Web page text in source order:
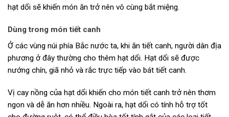
hạt dổi sẽ khiến món ăn trở nên vô cùng bắt miệng.
Dùng trong món tiết canh
Ở các vùng núi phía Bắc nước ta, khi ăn tiết canh, người dân địa
phương ở đây thường cho thêm hạt dổi. Hạt dổi sẽ được
nướng chín, giã nhỏ và rắc trực tiếp vào bát tiết canh.
Vị cay nồng của hạt dổi khiến cho món tiết canh trở nên thơm
ngon và dễ ăn hơn nhiều. Ngoài ra, hạt dổi có tính hỗ trợ tốt